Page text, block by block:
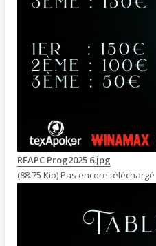
RFAPC Prog2025 6.jpg
(88.75 Kio) Pas encore téléchargé